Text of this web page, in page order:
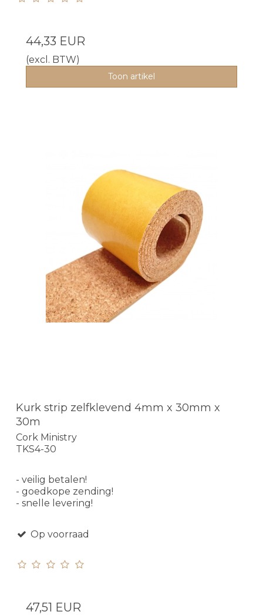
44,33 EUR
(excl. BTW)
Toon artikel
Kurk strip zelfklevend 4mm x 30mm x
30m
Cork Ministry
TKS4-30
- veilig betalen!
- goedkope zending!
- snelle levering!
Op voorraad
47,51 EUR